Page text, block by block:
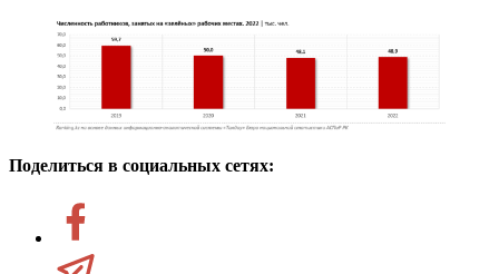
Поделиться в социальных сетях: